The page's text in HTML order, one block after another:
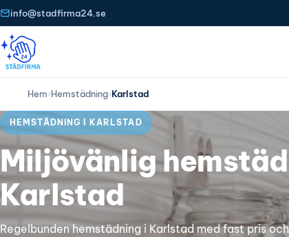
info@stadfirma24.se
Hem›Hemstädning›Karlstad
HEMSTÄDNING I KARLSTAD
Miljövänlig
Karlstad
Regelbunden hemstädning i Karlstad med fast pris